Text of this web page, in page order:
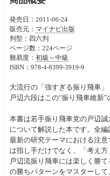
発売日：2011-06-24
販売元： マイナビ出版
判型：四六判
ページ数：224ページ
難易度： 初級～中級
ISBN：978-4-8399-3919-9
大流行の「強すぎる振り飛車」
戸辺六段はこの“振り飛車維新
本書は若手振り飛車党の戸辺
について解説した本です。全
最新の研究テーマにおける注
は指し手だけでなく、「考え方
戸辺流振り飛車には楽しく勝
の勝ちパターンをマスターして